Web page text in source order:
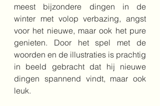
meest bijzondere dingen in de
winter met volop verbazing, angst
voor het nieuwe, maar ook het pure
genieten. Door het spel met de
woorden en de illustraties is prachtig
in beeld gebracht dat hij nieuwe
dingen spannend vindt, maar ook
leuk.